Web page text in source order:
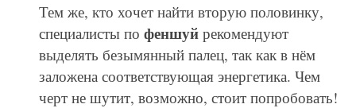
Тем же, кто хочет найти вторую половинку,
специалисты по феншуйрекомендуют
выделять безымянный палец, так как в нём
заложена соответствующая энергетика. Чем
черт не шутит, возможно, стоит попробовать!